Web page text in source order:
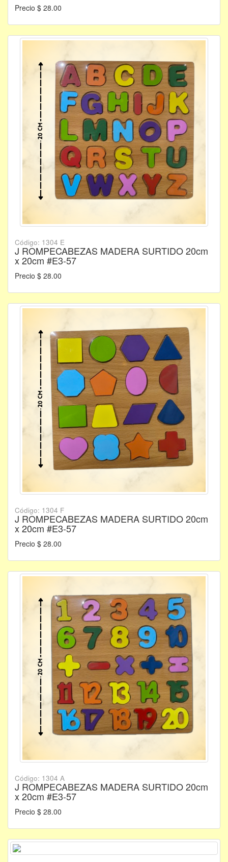
Precio $ 28.00
Código: 1304 E
J ROMPECABEZAS MADERA SURTIDO 20cm
x 20cm #E3-57
Precio $ 28.00
Código: 1304 F
J ROMPECABEZAS MADERA SURTIDO 20cm
x 20cm #E3-57
Precio $ 28.00
Código: 1304 A
J ROMPECABEZAS MADERA SURTIDO 20cm
x 20cm #E3-57
Precio $ 28.00